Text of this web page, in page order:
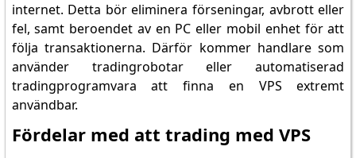
internet. Detta bör eliminera förseningar, avbrott eller
fel, samt beroendet av en PC eller mobil enhet för att
följa transaktionerna. Därför kommer handlare som
använder tradingrobotar eller automatiserad
tradingprogramvara att finna en VPS extremt
användbar.
Fördelar med att trading med VPS